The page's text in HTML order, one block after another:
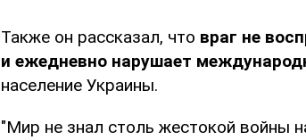
Также он рассказал, что враг не
и ежедневно нарушает
население Украины.
"Мир не знал столь жестокой войны